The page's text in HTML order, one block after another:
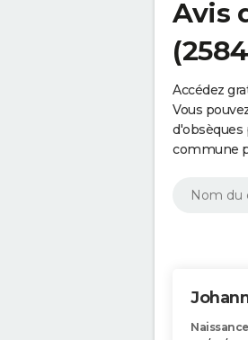
Avis
Accédez
Vous
d'obsèques
commune
Naissance